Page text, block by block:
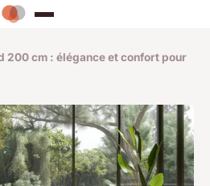
200 cm : élégance et confort pour